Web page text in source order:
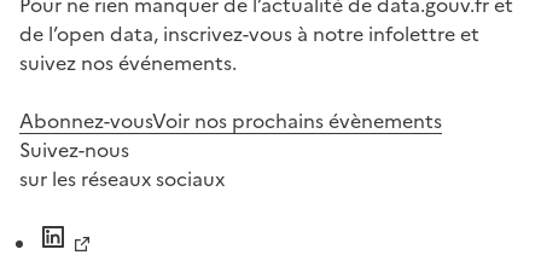
de l’open data, inscrivez-vous à notre infolettre et
suivez nos événements.
Abonnez-vousVoir nos prochains évènements
Suivez-nous
sur les réseaux sociaux